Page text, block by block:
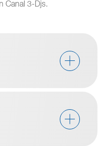
Canal 3-Djs.